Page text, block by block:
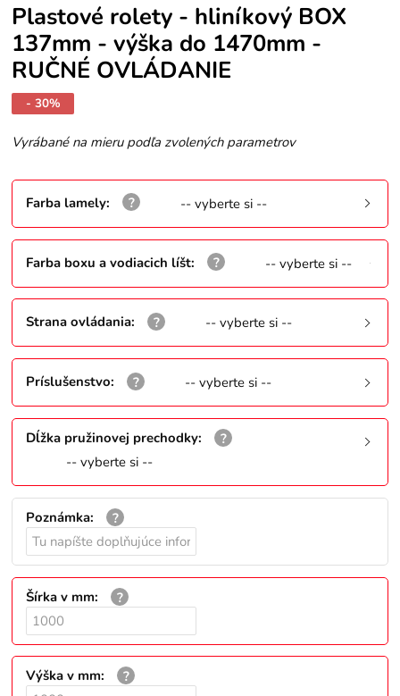
Plastové rolety - hliníkový BOX
137mm - výška do 1470mm -
RUČNÉ OVLÁDANIE
- 30%
Vyrábané na mieru podľa zvolených parametrov
Farba lamely: -- vyberte si --
Farba boxu a vodiacich líšt: -- vyberte si --
Strana ovládania: -- vyberte si --
Príslušenstvo: -- vyberte si --
Dĺžka pružinovej prechodky:
-- vyberte si --
Poznámka:
Šírka v mm:
Výška v mm: